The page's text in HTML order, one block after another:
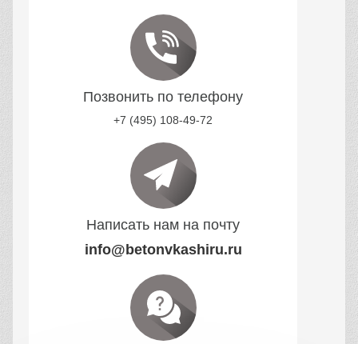
Позвонить по телефону
+7 (495) 108-49-72
Написать нам на почту
info@betonvkashiru.ru